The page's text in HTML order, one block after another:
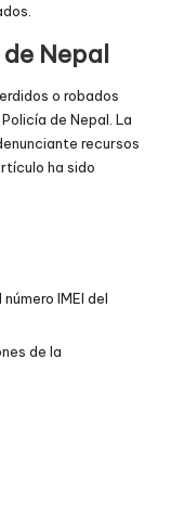
Nepal
o robados
de Nepal. La
recursos
ha sido
IMEI del
de la